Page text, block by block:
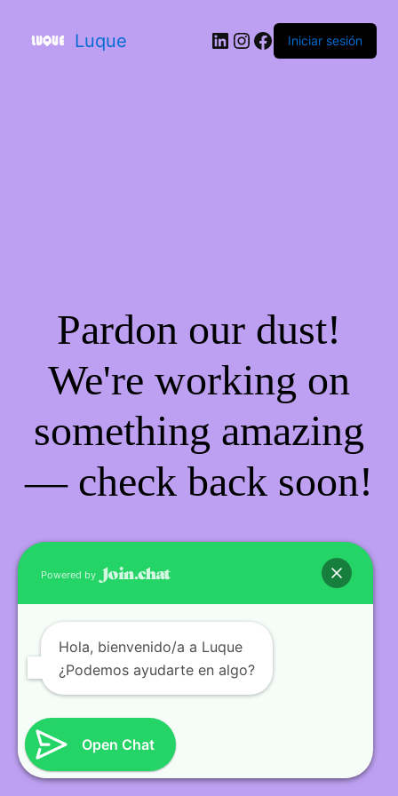
Luque Iniciar sesión
Pardon our dust!
We're working on
something amazing
— check back soon!
Powered by
Hola, bienvenido/a a Luque
¿Podemos ayudarte en algo?
Open Chat